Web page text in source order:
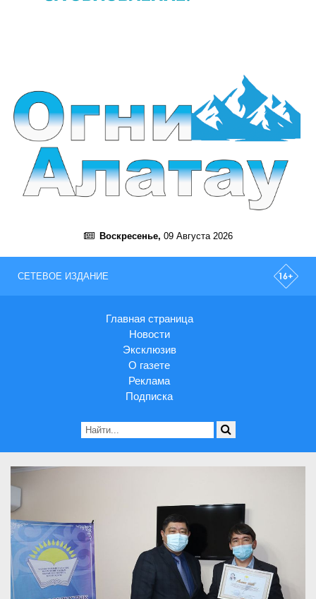
Воскресенье, 09 Августа 2026
СЕТЕВОЕ ИЗДАНИЕ
Главная страница
Новости
Эксклюзив
О газете
Реклама
Подписка